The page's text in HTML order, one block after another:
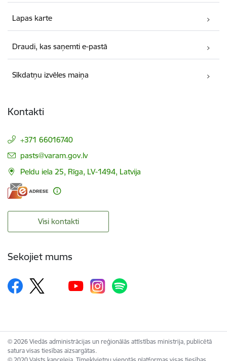
Lapas karte
Draudi, kas saņemti e-pastā
Sīkdatņu izvēles maiņa
Kontakti
+371 66016740
E-pasts:
pasts@varam.gov.lv
Peldu iela 25, Rīga, LV-1494, Latvija
Visi kontakti
Sekojiet mums
© 2026 Viedās administrācijas un reģionālās attīstības ministrija, publicētā
satura visas tiesības aizsargātas.